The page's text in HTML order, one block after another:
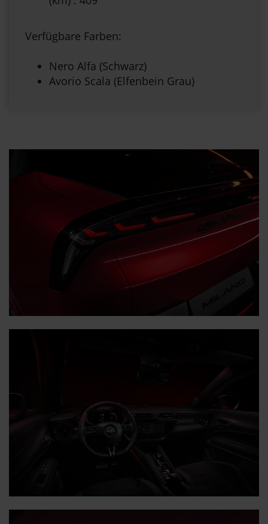
Verfügbare Farben:
Nero Alfa (Schwarz)
Avorio Scala (Elfenbein Grau)